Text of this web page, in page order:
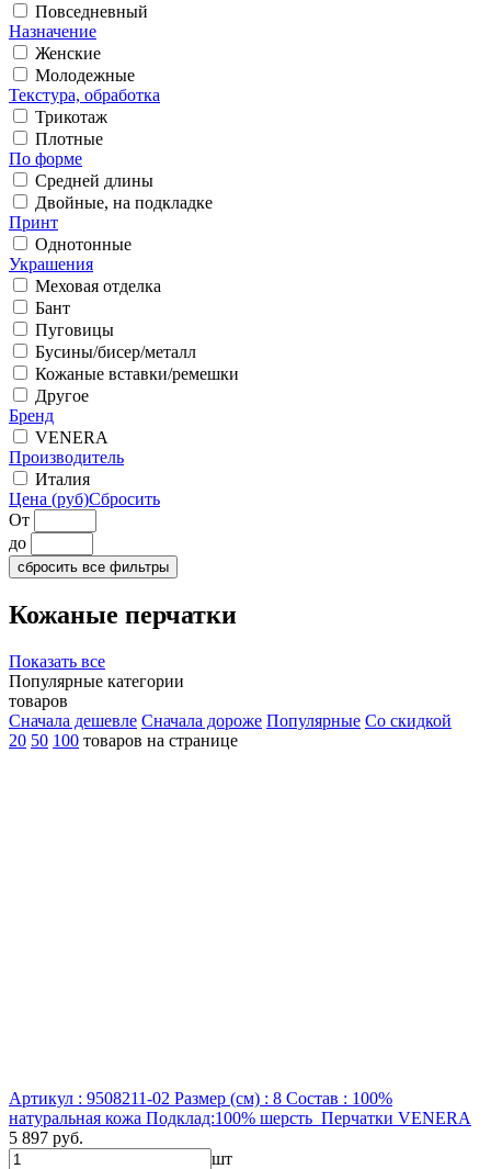
Повседневный
Назначение
Женские
Молодежные
Текстура, обработка
Трикотаж
Плотные
По форме
Средней длины
Двойные, на подкладке
Принт
Однотонные
Украшения
Меховая отделка
Бант
Пуговицы
Бусины/бисер/металл
Кожаные вставки/ремешки
Другое
Бренд
VENERA
Производитель
Италия
Цена (руб)Сбросить
От
до
сбросить все фильтры
Кожаные перчатки
Показать все
Популярные категории
товаров
Сначала дешевле Сначала дороже Популярные Со скидкой
20 50 100 товаров на странице
Артикул : 9508211-02 Размер (см) : 8 Состав : 100%
натуральная кожа Подклад:100% шерсть Перчатки VENERA
5 897 руб.
шт